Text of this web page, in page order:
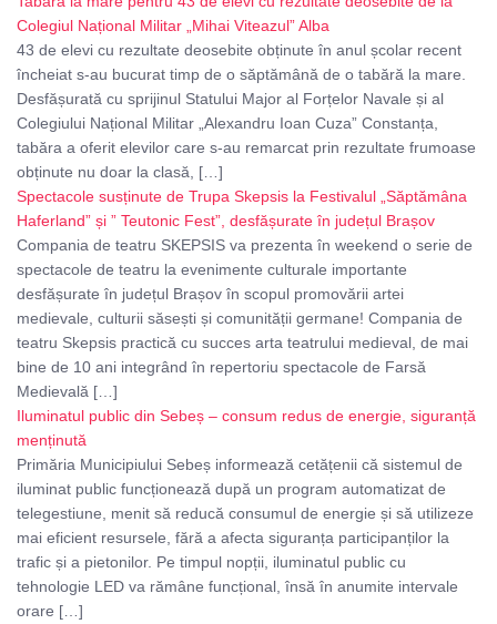
Colegiul Național Militar „Mihai Viteazul” Alba
43 de elevi cu rezultate deosebite obținute în anul școlar recent
încheiat s-au bucurat timp de o săptămână de o tabără la mare.
Desfășurată cu sprijinul Statului Major al Forțelor Navale și al
Colegiului Național Militar „Alexandru Ioan Cuza” Constanța,
tabăra a oferit elevilor care s-au remarcat prin rezultate frumoase
obținute nu doar la clasă, […]
Spectacole susținute de Trupa Skepsis la Festivalul „Săptămâna
Haferland” și ” Teutonic Fest”, desfășurate în județul Brașov
Compania de teatru SKEPSIS va prezenta în weekend o serie de
spectacole de teatru la evenimente culturale importante
desfășurate în județul Brașov în scopul promovării artei
medievale, culturii săsești și comunității germane! Compania de
teatru Skepsis practică cu succes arta teatrului medieval, de mai
bine de 10 ani integrând în repertoriu spectacole de Farsă
Medievală […]
Iluminatul public din Sebeș – consum redus de energie, siguranță
menținută
Primăria Municipiului Sebeș informează cetățenii că sistemul de
iluminat public funcționează după un program automatizat de
telegestiune, menit să reducă consumul de energie și să utilizeze
mai eficient resursele, fără a afecta siguranța participanților la
trafic și a pietonilor. Pe timpul nopții, iluminatul public cu
tehnologie LED va rămâne funcțional, însă în anumite intervale
orare […]